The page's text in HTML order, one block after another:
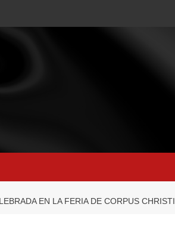
EN LA FERIA DE CORPUS CHRISTI